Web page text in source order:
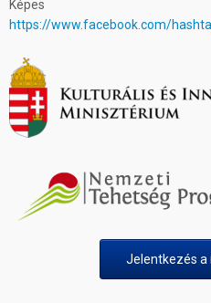
Képes
https://www.facebook.com/
Jelentkezés